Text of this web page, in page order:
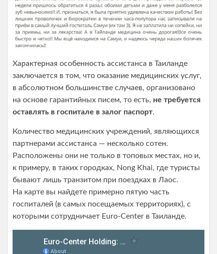
Характерная особенность ассистанса в Таиланде
заключается в том, что оказание медицинских услуг,
в абсолютном большинстве случаев, организовано
на основе гарантийных писем, то есть, не требуется
оставлять в госпитале в залог паспорт.
Количество медицинских учреждений, являющихся
партнерами ассистанса — несколько сотен.
Расположены они не только в топовых местах, но и,
к примеру, в таких городках, Nong Khai, где туристы
бывают лишь транзитом при поездках в Лаос.
На карте вы найдете примерно пятую часть
госпиталей (в самых посещаемых территориях), с
которыми сотрудничает Euro-Center в Таиланде.